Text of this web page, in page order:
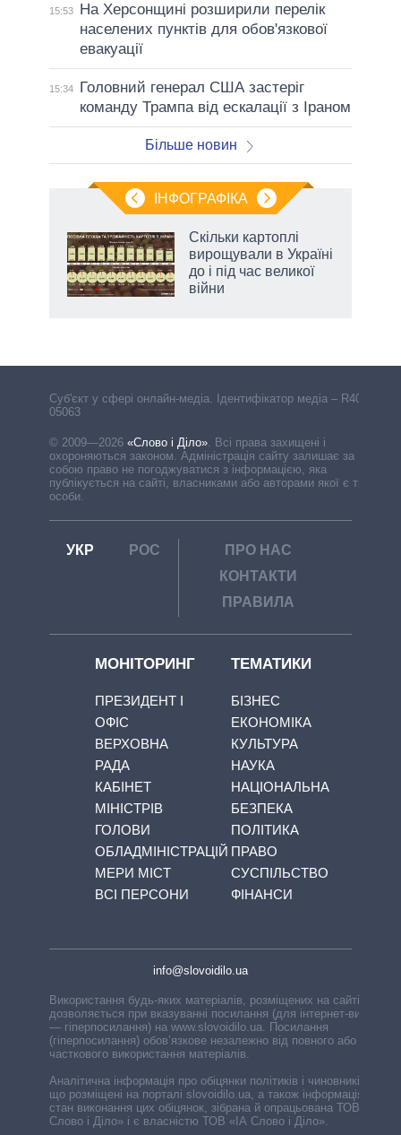
15:53
На Херсонщині розширили перелік
населених пунктів для обов'язкової
евакуації
15:34
Головний генерал США застеріг
команду Трампа від ескалації з Іраном
Більше новин
ІНФОГРАФІКА
Скільки картоплі
вирощували в Україні
до і під час великої
війни
Cуб'єкт у сфері онлайн-медіа. Ідентифікатор медіа – R40-
05063
© 2009—2026 «Слово і Діло». Всі права захищені і
охороняються законом. Адміністрація сайту залишає за
собою право не погоджуватися з інформацією, яка
публікується на сайті, власниками або авторами якої є треті
особи.
УКР РОС
ПРО НАС
КОНТАКТИ
ПРАВИЛА
МОНІТОРИНГ
ПРЕЗИДЕНТ І
ОФІС
ВЕРХОВНА
РАДА
КАБІНЕТ
МІНІСТРІВ
ГОЛОВИ
ОБЛАДМІНІСТРАЦІЙ
МЕРИ МІСТ
ВСІ ПЕРСОНИ
ТЕМАТИКИ
БІЗНЕС
ЕКОНОМІКА
КУЛЬТУРА
НАУКА
НАЦІОНАЛЬНА
БЕЗПЕКА
ПОЛІТИКА
ПРАВО
СУСПІЛЬСТВО
ФІНАНСИ
info@slovoidilo.ua
Використання будь-яких матеріалів, розміщених на сайті,
дозволяється при вказуванні посилання (для інтернет-видань
— гіперпосилання) на www.slovoidilo.ua. Посилання
(гіперпосилання) обов’язкове незалежно від повного або
часткового використання матеріалів.
Аналітична інформація про обіцянки політиків і чиновників,
що розміщені на порталі slovoidilo.ua, а також інформація про
стан виконання цих обіцянок, зібрана й опрацьована ТОВ «ІА
Слово і Діло» і є власністю ТОВ «ІА Слово і Діло».